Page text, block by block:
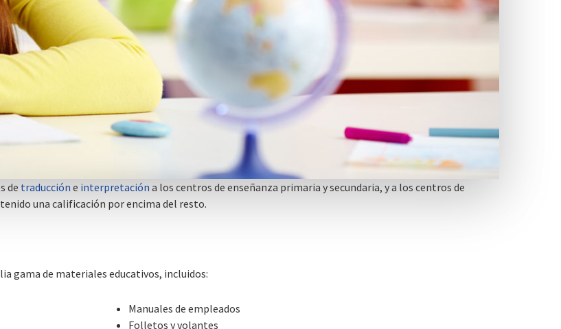
de traducción e interpretación a los centros de enseñanza primaria y secundaria, y a los centros de
una calificación por encima del resto.
gama de materiales educativos, incluidos:
Manuales de empleados
Folletos y volantes